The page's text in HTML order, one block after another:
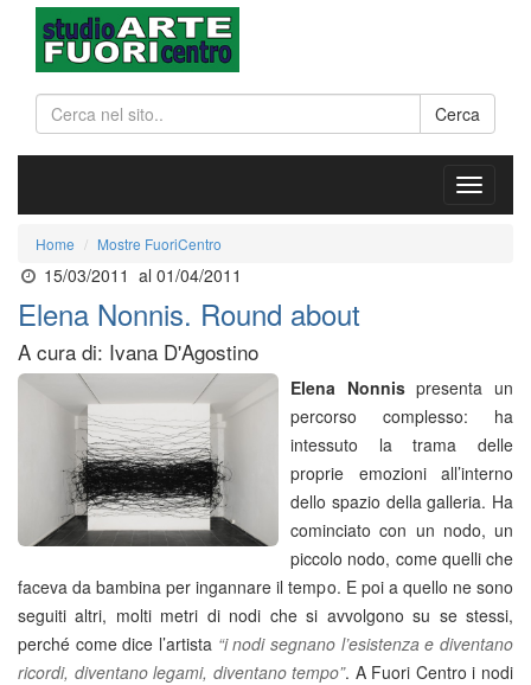
Cerca
Home Mostre FuoriCentro
15/03/2011 al 01/04/2011
Elena Nonnis. Round about
A cura di: Ivana D'Agostino
Elena Nonnispresenta un
percorso complesso: ha
intessuto la trama delle
proprie emozioni all’interno
dello spazio della galleria. Ha
cominciato con un nodo, un
piccolo nodo, come quelli che
faceva da bambina per ingannare il tempo. E poi a quello ne sono
seguiti altri, molti metri di nodi che si avvolgono su se stessi,
perché come dice l’artista “i nodi segnano l’esistenza e diventano
ricordi, diventano legami, diventano tempo”. A Fuori Centro i nodi